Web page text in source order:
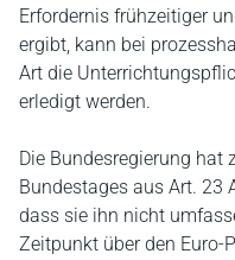
Erfordernis frühzeitiger
ergibt, kann bei
Art die
erledigt werden.
Die Bundesregierung hat
Bundestages aus Art. 23
dass sie ihn nicht
Zeitpunkt über den Euro-